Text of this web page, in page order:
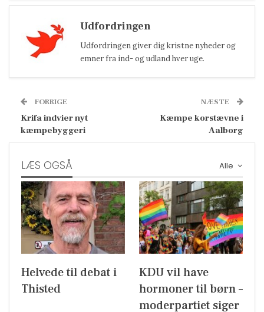
Udfordringen
Udfordringen giver dig kristne nyheder og
emner fra ind- og udland hver uge.
FORRIGE
Krifa indvier nyt
kæmpebyggeri
NÆSTE
Kæmpe korstævne i
Aalborg
Alle
LÆS OGSÅ
Helvede til debat i
Thisted
KDU vil have
hormoner til børn –
moderpartiet siger